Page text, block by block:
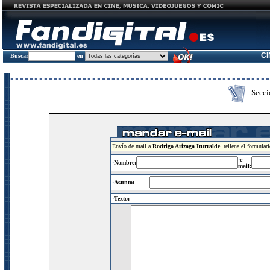
Buscar en
Envío de mail a Rodrigo Arizaga Iturralde, rellena el
·Nombre: ·e-
mail:
·Asunto:
·Texto: